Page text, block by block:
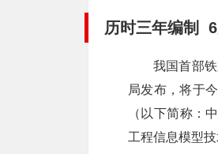
历时三年编制
我国首部
局发布，将于
（以下简称：
工程信息模型